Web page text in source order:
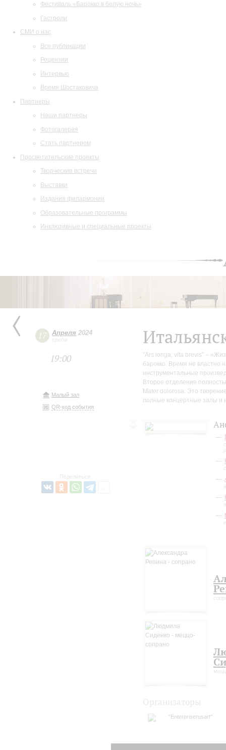
Фестиваль «Барокко в белую ночь»
Гастроли
СМИ о нас
Все публикации
Рецензии
Интервью
Время Шостаковича
Партнеры
Наши партнеры
Фотогалерея
Стать партнером
Просветительские проекты
Творческие встречи
Выставки
Издания филармонии
Образовательные программы
Инклюзивные и специальные проекты
17 Апреля 2024
среда
19:00
Малый зал
QR-код события
Поделиться:
"Ars longa, vita brevis" –
барокко. Время не властно
инструментальные
Второе отделение
Mater dolorosa. Это
полные концертные залы и
"Enterpriserusart"